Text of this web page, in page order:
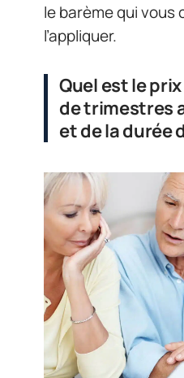
le barème qui vous
l’appliquer.
Quel est le
de trimestres
et de la durée